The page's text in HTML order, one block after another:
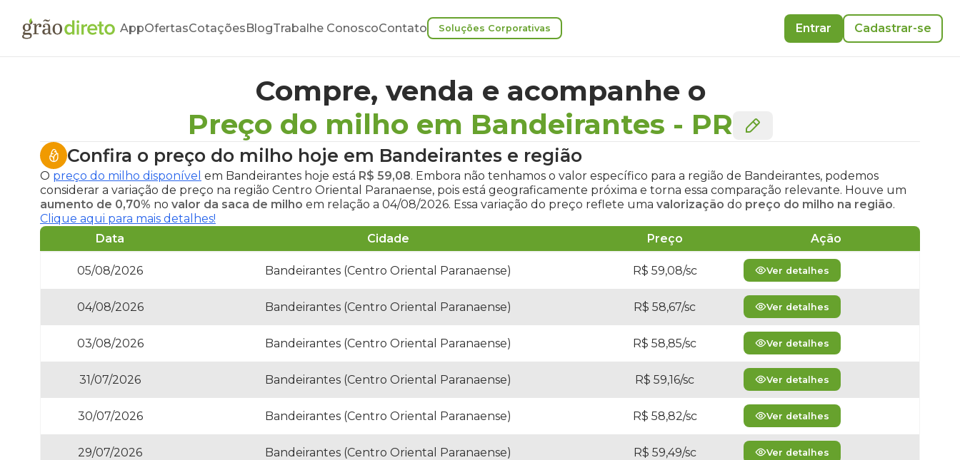
AppOfertasCotaçõesBlogTrabalhe ConoscoContato Soluções Corporativas Entrar Cadastrar-se
Compre, venda e acompanhe o
Preço do milho em Bandeirantes - PR
Confira o preço do milho hoje em Bandeirantes e região
O preço do milho disponível em Bandeirantes hoje está R$ 59,08. Embora não tenhamos o valor específico para a região de Bandeirantes, podemos
considerar a variação de preço na região Centro Oriental Paranaense, pois está geograficamente próxima e torna essa comparação relevante. Houve um
aumento de 0,70% no valor da saca de milho em relação a 04/08/2026. Essa variação do preço reflete uma valorização do preço do milho na região.
Clique aqui para mais detalhes!
Data
Cidade Preço Ação
05/08/2026 Bandeirantes (Centro Oriental Paranaense) R$ 59,08/sc Ver detalhes
04/08/2026 Bandeirantes (Centro Oriental Paranaense) R$ 58,67/sc Ver detalhes
03/08/2026 Bandeirantes (Centro Oriental Paranaense) R$ 58,85/sc Ver detalhes
31/07/2026 Bandeirantes (Centro Oriental Paranaense) R$ 59,16/sc Ver detalhes
30/07/2026 Bandeirantes (Centro Oriental Paranaense) R$ 58,82/sc Ver detalhes
29/07/2026 Bandeirantes (Centro Oriental Paranaense) R$ 59,49/sc Ver detalhes